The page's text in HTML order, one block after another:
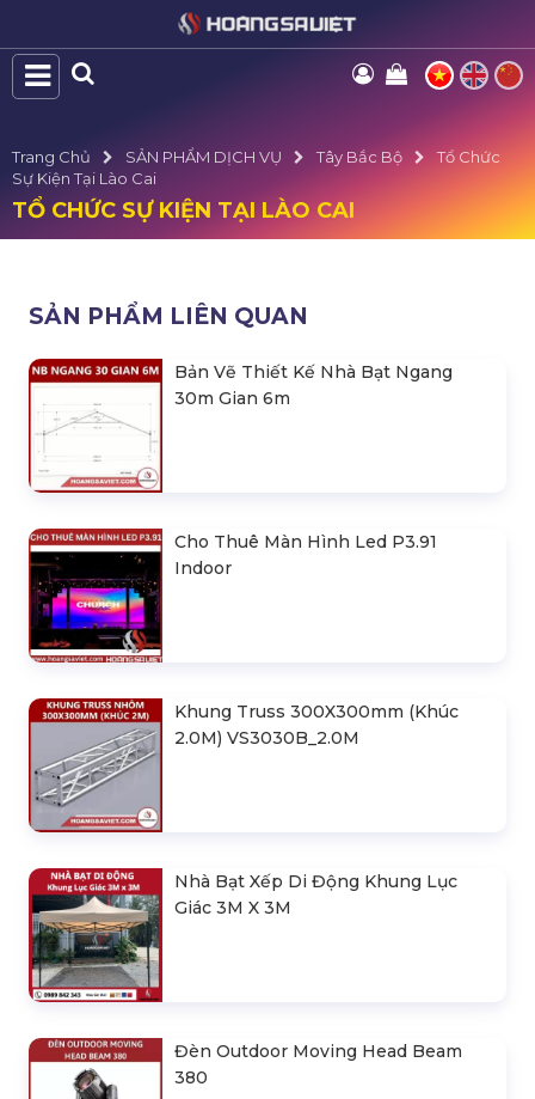
Trang Chủ SẢN PHẨM DỊCH VỤ Tây Bắc Bộ
Tổ Chức
Sự Kiện Tại Lào Cai
TỔ CHỨC SỰ KIỆN TẠI LÀO CAI
SẢN PHẨM LIÊN QUAN
Bản Vẽ Thiết Kế Nhà Bạt Ngang
30m Gian 6m
Cho Thuê Màn Hình Led P3.91
Indoor
Khung Truss 300X300mm (Khúc
2.0M) VS3030B_2.0M
Nhà Bạt Xếp Di Động Khung Lục
Giác 3M X 3M
Đèn Outdoor Moving Head Beam
380